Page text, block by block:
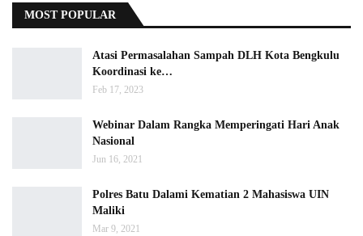
MOST POPULAR
Atasi Permasalahan Sampah DLH Kota Bengkulu
Koordinasi ke…
Feb 17, 2023
Webinar Dalam Rangka Memperingati Hari Anak
Nasional
Jun 16, 2021
Polres Batu Dalami Kematian 2 Mahasiswa UIN
Maliki
Mar 9, 2021